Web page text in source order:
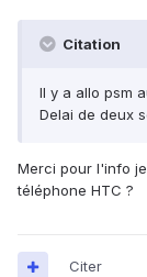
Citation
Il y a allo psm
Delai de deux
Merci pour l'info
téléphone HTC ?
Citer